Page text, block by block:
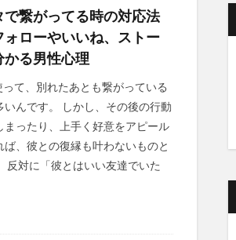
繋がってる時の対応法
ローやいいね、ストー
かる男性心理
って、別れたあとも繋がっている
いんです。 しかし、その後の行動
まったり、上手く好意をアピール
、彼との復縁も叶わないものと
反対に「彼とはいい友達でいた